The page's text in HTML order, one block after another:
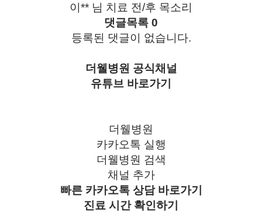
이** 님 치료 전/후 목소리
댓글목록 0
등록된 댓글이 없습니다.
더웰병원 공식채널
유튜브 바로가기
더웰병원
카카오톡 실행
더웰병원 검색
채널 추가
빠른 카카오톡 상담바로가기
진료 시간 확인하기